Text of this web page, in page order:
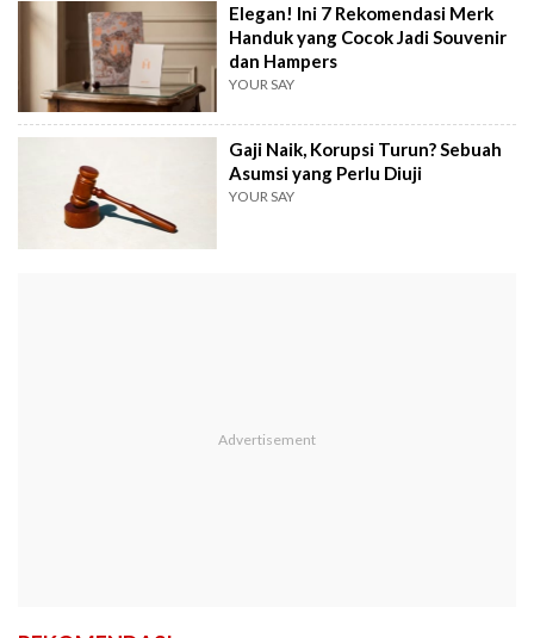
Elegan! Ini 7 Rekomendasi Merk
Handuk yang Cocok Jadi Souvenir
dan Hampers
YOUR SAY
Gaji Naik, Korupsi Turun? Sebuah
Asumsi yang Perlu Diuji
YOUR SAY